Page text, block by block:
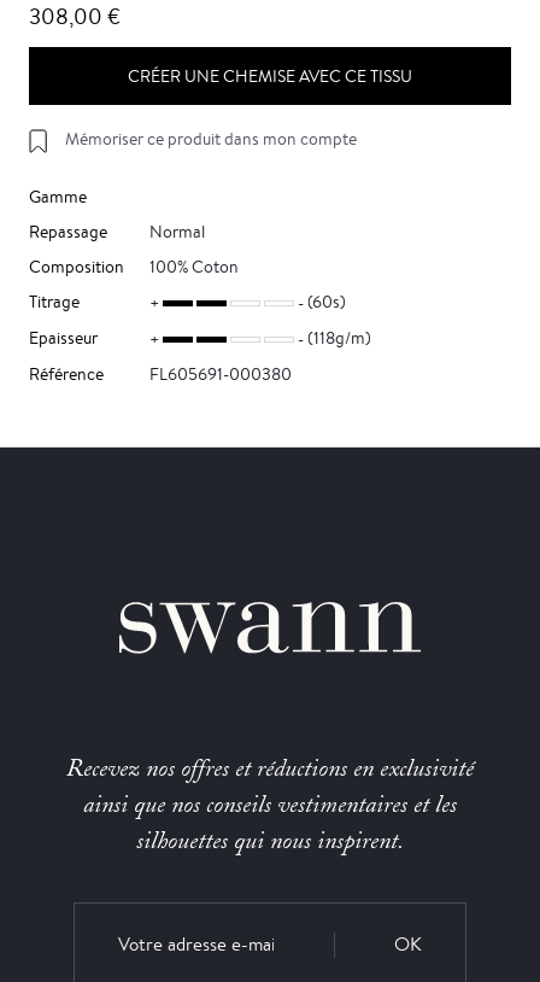
308,00 €
CRÉER UNE CHEMISE AVEC CE TISSU
Mémoriser ce produit dans mon compte
Gamme
Repassage
Normal
Composition
100% Coton
Titrage
(60s)
Epaisseur
(118g/m)
Référence
FL605691-000380
Recevez nos offres et réductions en exclusivité
ainsi que nos conseils vestimentaires et les
silhouettes qui nous inspirent.
OK